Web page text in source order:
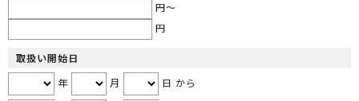
円～
円
取扱い開始日
年
月
日 から